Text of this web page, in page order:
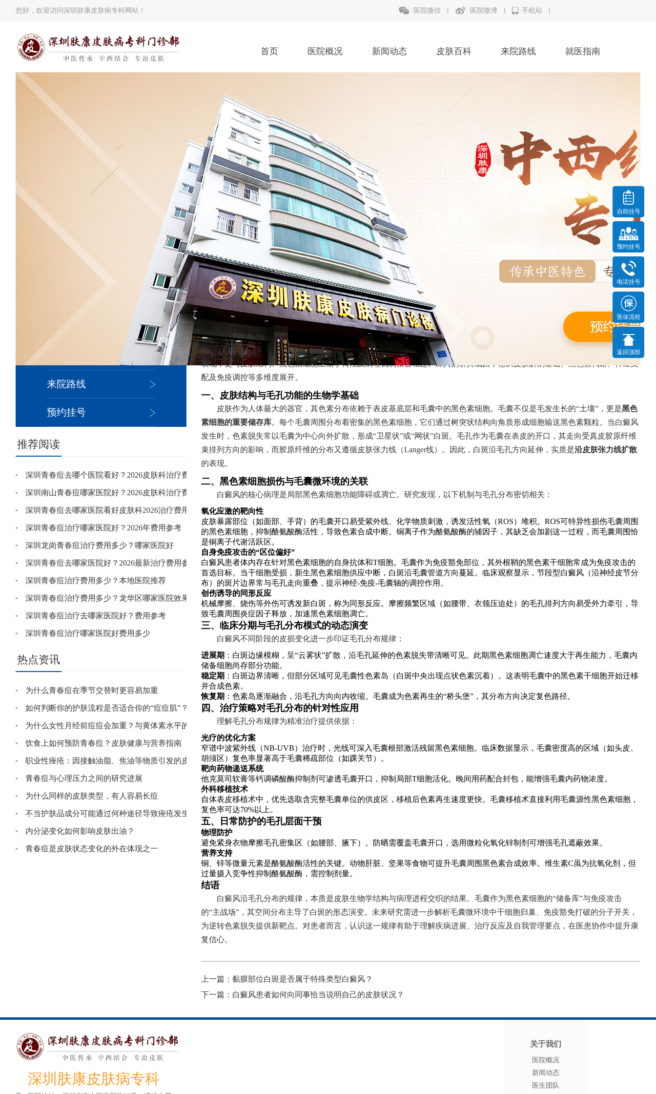
您好，欢迎访问深圳肤康皮肤病专科网站！ 医院微信 医院微博 手机站
首页 医院概况 新闻动态 皮肤百科 来院路线 就医指南
院内新闻
医生团队
来院路线
预约挂号
推荐阅读
深圳青春痘去哪个医院看好？2026皮肤科治疗费用参考指南
深圳南山青春痘哪家医院好？2026皮肤科治疗费用明细
深圳青春痘去哪家医院看好皮肤科2026治疗费用参考
深圳青春痘治疗哪家医院好？2026年费用参考
深圳龙岗青春痘治疗费用多少？哪家医院好
深圳青春痘去哪家医院好？2026最新治疗费用参考
深圳青春痘治疗费用多少？本地医院推荐
深圳青春痘治疗费用多少？龙华区哪家医院效果好
深圳青春痘治疗去哪家医院好？费用参考
深圳青春痘治疗哪家医院好费用多少
热点资讯
为什么青春痘在季节交替时更容易加重
如何判断你的护肤流程是否适合你的“痘痘肌”？
为什么女性月经前痘痘会加重？与黄体素水平的关系
饮食上如何预防青春痘？皮肤健康与营养指南
职业性痤疮：因接触油脂、焦油等物质引发的皮肤问题
青春痘与心理压力之间的研究进展
为什么同样的皮肤类型，有人容易长痘
不当护肤品成分可能通过何种途径导致痤疮发生？
内分泌变化如何影响皮肤出油？
青春痘是皮肤状态变化的外在体现之一
您现在的位置： 深圳肤康皮肤病专科 > 皮肤百科 > 白癜风 >
白癜风斑片为何会沿着毛孔方向分布？
文章来源：深圳肤康皮肤病专科
白癜风斑片沿毛孔方向分布的现象，是这种色素脱失性皮肤病最显著的特征之一。这一独特分布模式不仅关系到疾病的临床
表现，更与皮肤结构、黑色素细胞生物学特性及病理机制紧密相连。深入剖析其成因，需从皮肤解剖基础、黑色素代谢、神经支
配及免疫调控等多维度展开。
一、皮肤结构与毛孔功能的生物学基础
皮肤作为人体最大的器官，其色素分布依赖于表皮基底层和毛囊中的黑色素细胞。毛囊不仅是毛发生长的“土壤”，更是黑色
素细胞的重要储存库。每个毛囊周围分布着密集的黑色素细胞，它们通过树突状结构向角质形成细胞输送黑色素颗粒。当白癜风
发生时，色素脱失常以毛囊为中心向外扩散，形成“卫星状”或“网状”白斑。毛孔作为毛囊在表皮的开口，其走向受真皮胶原纤维
束排列方向的影响，而胶原纤维的分布又遵循皮肤张力线（Langer线）。因此，白斑沿毛孔方向延伸，实质是沿皮肤张力线扩散
的表现。
二、黑色素细胞损伤与毛囊微环境的关联
白癜风的核心病理是局部黑色素细胞功能障碍或凋亡。研究发现，以下机制与毛孔分布密切相关：
氧化应激的靶向性
皮肤暴露部位（如面部、手背）的毛囊开口易受紫外线、化学物质刺激，诱发活性氧（ROS）堆积。ROS可特异性损伤毛囊周围
的黑色素细胞，抑制酪氨酸酶活性，导致色素合成中断。铜离子作为酪氨酸酶的辅因子，其缺乏会加剧这一过程，而毛囊周围恰
是铜离子代谢活跃区。
自身免疫攻击的“区位偏好”
白癜风患者体内存在针对黑色素细胞的自身抗体和T细胞。毛囊作为免疫豁免部位，其外根鞘的黑色素干细胞常成为免疫攻击的
首选目标。当干细胞受损，新生黑色素细胞供应中断，白斑沿毛囊管道方向蔓延。临床观察显示，节段型白癜风（沿神经皮节分
布）的斑片边界常与毛孔走向重叠，提示神经-免疫-毛囊轴的调控作用。
创伤诱导的同形反应
机械摩擦、烧伤等外伤可诱发新白斑，称为同形反应。摩擦频繁区域（如腰带、衣领压迫处）的毛孔排列方向易受外力牵引，导
致毛囊周围炎症因子释放，加速黑色素细胞凋亡。
三、临床分期与毛孔分布模式的动态演变
白癜风不同阶段的皮损变化进一步印证毛孔分布规律：
进展期 ：白斑边缘模糊，呈“云雾状”扩散，沿毛孔延伸的色素脱失带清晰可见。此期黑色素细胞凋亡速度大于再生能力，毛囊内
储备细胞尚存部分功能。
稳定期 ：白斑边界清晰，但部分区域可见毛囊性色素岛（白斑中央出现点状色素沉着）。这表明毛囊中的黑色素干细胞开始迁移
并合成色素。
恢复期 ：色素岛逐渐融合，沿毛孔方向向内收缩。毛囊成为色素再生的“桥头堡”，其分布方向决定复色路径。
四、治疗策略对毛孔分布的针对性应用
理解毛孔分布规律为精准治疗提供依据：
光疗的优化方案
窄谱中波紫外线（NB-UVB）治疗时，光线可深入毛囊根部激活残留黑色素细胞。临床数据显示，毛囊密度高的区域（如头皮、
胡须区）复色率显著高于毛囊稀疏部位（如踝关节）。
靶向药物递送系统
他克莫司软膏等钙调磷酸酶抑制剂可渗透毛囊开口，抑制局部T细胞活化。晚间用药配合封包，能增强毛囊内药物浓度。
外科移植技术
自体表皮移植术中，优先选取含完整毛囊单位的供皮区，移植后色素再生速度更快。毛囊移植术直接利用毛囊源性黑色素细胞，
复色率可达70%以上。
五、日常防护的毛孔层面干预
物理防护
避免紧身衣物摩擦毛孔密集区（如腰部、腋下）。防晒需覆盖毛囊开口，选用微粒化氧化锌制剂可增强毛孔遮蔽效果。
营养支持
铜、锌等微量元素是酪氨酸酶活性的关键。动物肝脏、坚果等食物可提升毛囊周围黑色素合成效率。维生素C虽为抗氧化剂，但
过量摄入竞争性抑制酪氨酸酶，需控制剂量。
结语
白癜风沿毛孔分布的规律，本质是皮肤生物学结构与病理进程交织的结果。毛囊作为黑色素细胞的“储备库”与免疫攻击
的“主战场”，其空间分布主导了白斑的形态演变。未来研究需进一步解析毛囊微环境中干细胞归巢、免疫豁免打破的分子开关，
为逆转色素脱失提供新靶点。对患者而言，认识这一规律有助于理解疾病进展、治疗反应及自我管理要点，在医患协作中提升康
复信心。
上一篇： 黏膜部位白斑是否属于特殊类型白癜风？
下一篇： 白癜风患者如何向同事恰当说明自己的皮肤状况？
深圳肤康皮肤病专科
关于我们
医院概况
新闻动态
医生团队
自助挂号
预约挂号
电话挂号
医保流程
返回顶部